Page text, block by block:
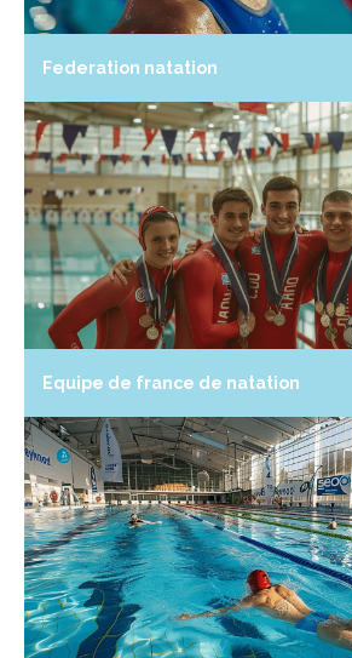
Federation natation
Equipe de france de natation